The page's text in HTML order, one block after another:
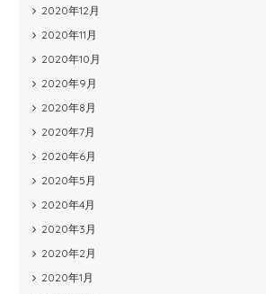
2020年12月
2020年11月
2020年10月
2020年9月
2020年8月
2020年7月
2020年6月
2020年5月
2020年4月
2020年3月
2020年2月
2020年1月